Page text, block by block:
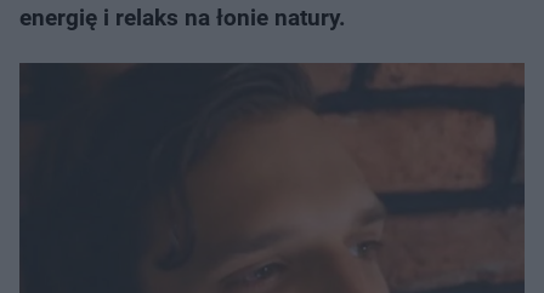
energię i relaks na łonie natury.